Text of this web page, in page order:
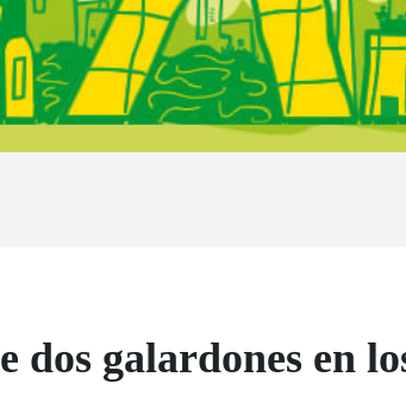
galardones en